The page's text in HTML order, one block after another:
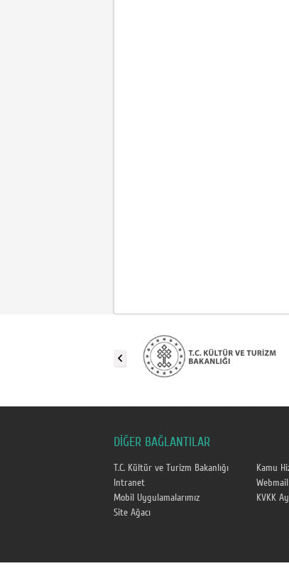
DİĞER BAĞLANTILAR
T.C. Kültür ve Turizm Bakanlığı
Kamu
Intranet
Webmail
Mobil Uygulamalarımız
KVKK
Site Ağacı